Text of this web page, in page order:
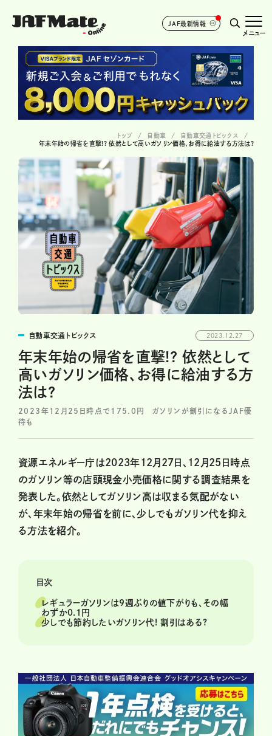
JAF最新情報
メニュー
トップ 自動車
自動車交通トピックス
年末年始の帰省を直撃!? 依然として高いガソリン価格、お得に給油する方法は?
自動車交通トピックス 2023.12.27
年末年始の帰省を直撃!? 依然として
高いガソリン価格、お得に給油する方
法は?
2023年12月25日時点で175.0円 ガソリンが割引になるJAF優
待も
資源エネルギー庁は2023年12月27日、12月25日時点
のガソリン等の店頭現金小売価格に関する調査結果を
発表した。依然としてガソリン高は収まる気配がない
が、年末年始の帰省を前に、少しでもガソリン代を抑え
る方法を紹介。
目次
レギュラーガソリンは9週ぶりの値下がりも、その幅
わずか0.1円
少しでも節約したいガソリン代! 割引はある?